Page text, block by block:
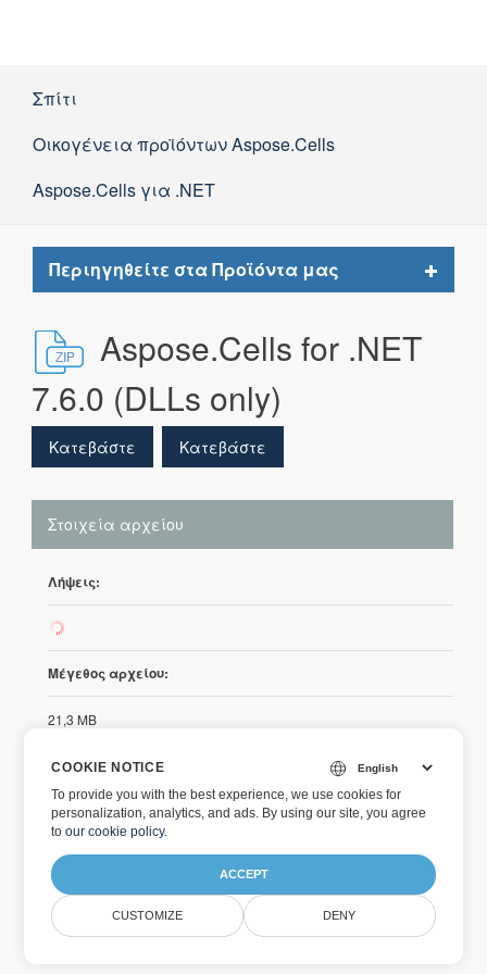
Σπίτι
Οικογένεια προϊόντων Aspose.Cells
Aspose.Cells για .NET
Περιηγηθείτε στα Προϊόντα μας
Toggle
Aspose.Cells for .NET
7.6.0 (DLLs only)
Κατεβάστε Κατεβάστε
Στοιχεία αρχείου
Λήψεις:
351
Μέγεθος αρχείου:
21,3 MB
Ημερομηνία προστέθηκε:
10/14/2013
Aspose.Cells for .NET
7.6.
Aspose.Cells for .NET 7.6.
COOKIE NOTICE
To provide you with the best experience, we use cookies for
personalization, analytics, and ads. By using our site, you agree
toour cookie policy.
ACCEPT
CUSTOMIZE DENY